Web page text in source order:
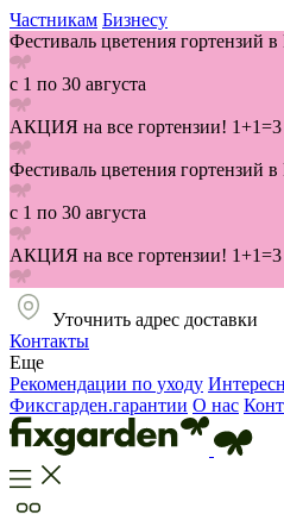
Частникам Бизнесу
Фестиваль цветения гортензий
с 1 по 30 августа
АКЦИЯ на все гортензии! 1+1=3
Фестиваль цветения гортензий
с 1 по 30 августа
АКЦИЯ на все гортензии! 1+1=3
Уточнить адрес доставки
Контакты
Еще
Рекомендации по уходу
Фиксгарден.гарантии О нас